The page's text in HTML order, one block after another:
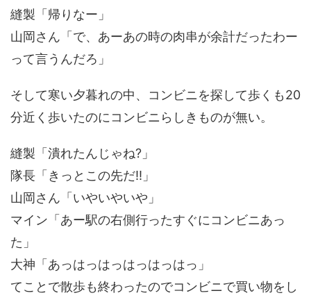
縫製「帰りなー」
山岡さん「で、あーあの時の肉串が余計だったわー
って言うんだろ」
そして寒い夕暮れの中、コンビニを探して歩くも20
分近く歩いたのにコンビニらしきものが無い。
縫製「潰れたんじゃね?」
隊長「きっとこの先だ!!」
山岡さん「いやいやいや」
マイン「あー駅の右側行ったすぐにコンビニあっ
た」
大神「あっはっはっはっはっはっ」
てことで散歩も終わったのでコンビニで買い物をし